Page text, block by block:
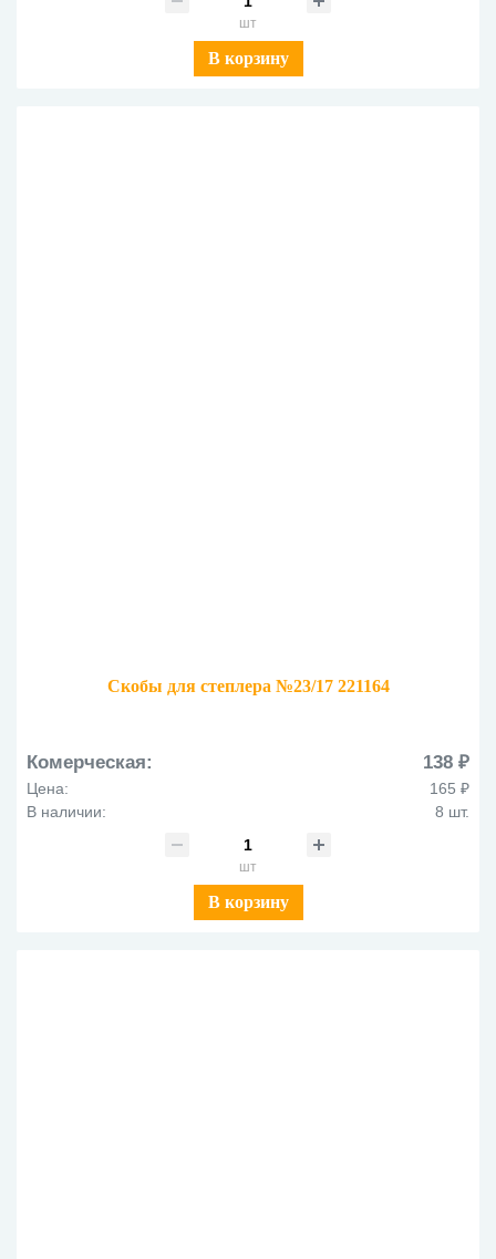
шт
В корзину
Скобы для степлера №23/17 221164
Комерческая: 138 ₽
Цена:
165 ₽
В наличии:
8 шт.
шт
В корзину